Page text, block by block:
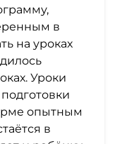
в
на уроках
Уроки
опытным
в